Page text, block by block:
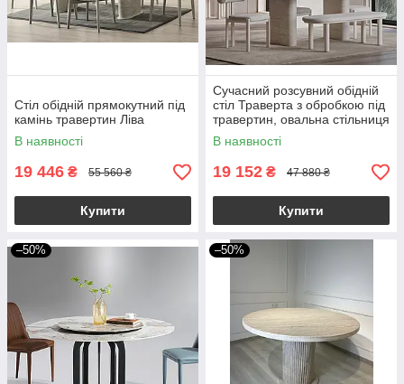
Стіл обідній прямокутний під
камінь травертин Ліва
В наявності
19 446 ₴ 55 560 ₴
Купити
Сучасний розсувний обідній
стіл Траверта з обробкою під
травертин, овальна стільниця
172–218×95×75 см, стіл для
вітальні
В наявності
19 152 ₴ 47 880 ₴
Купити
–50% –50%